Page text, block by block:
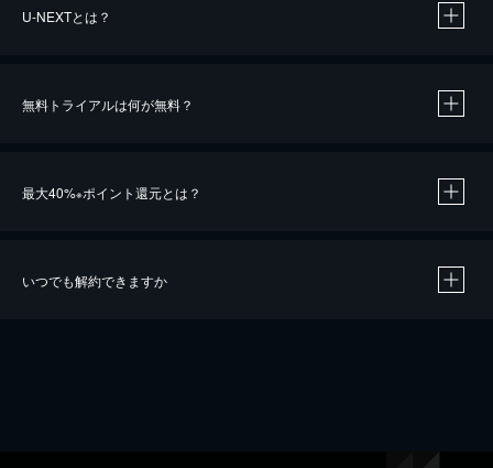
U-NEXTとは？
無料トライアルは何が無料？
最大40%※ポイント還元とは？
いつでも解約できますか